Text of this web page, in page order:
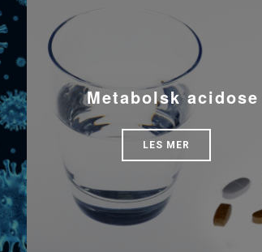
Metabolsk acidose
LES MER